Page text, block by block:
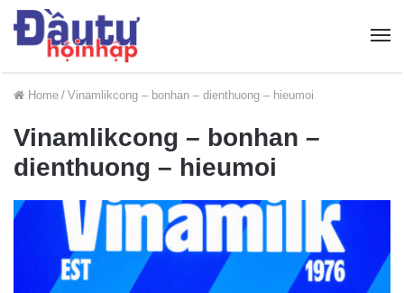
Home / Vinamlikcong – bonhan – dienthuong – hieumoi
Vinamlikcong – bonhan –
dienthuong – hieumoi